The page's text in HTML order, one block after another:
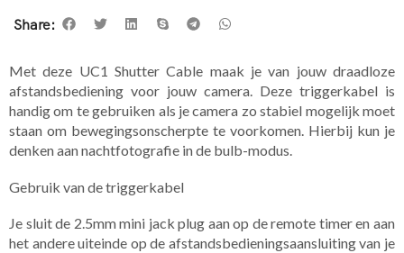
Share:
​Met deze UC1 Shutter Cable maak je van jouw draadloze
afstandsbediening voor jouw camera. Deze triggerkabel is
handig om te gebruiken als je camera zo stabiel mogelijk moet
staan om bewegingsonscherpte te voorkomen. Hierbij kun je
denken aan nachtfotografie in de bulb-modus.
Gebruik van de triggerkabel
Je sluit de 2.5mm mini jack plug aan op de remote timer en aan
het andere uiteinde op de afstandsbedieningsaansluiting van je